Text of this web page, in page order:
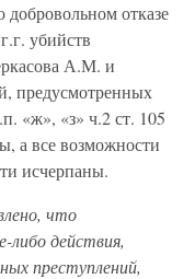
отказе
убийств
А.М. и
предусмотренных
«ж», «з» ч.2 ст. 105
а все возможности
исчерпаны.
что
действия,
преступлений,